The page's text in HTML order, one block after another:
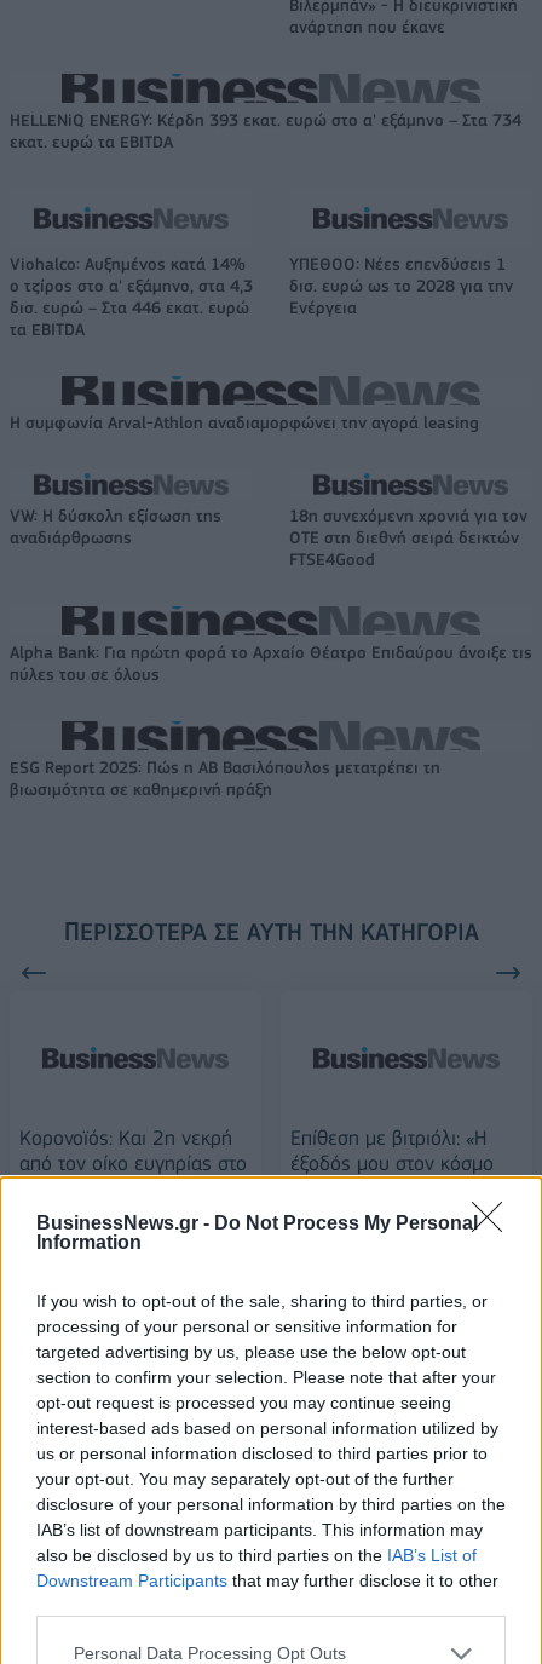
BusinessNews.gr - Do Not Process My Personal
Information
If you wish to opt-out of the sale, sharing to third parties, or
processing of your personal or sensitive information for
targeted advertising by us, please use the below opt-out
section to confirm your selection. Please note that after your
opt-out request is processed you may continue seeing
interest-based ads based on personal information utilized by
us or personal information disclosed to third parties prior to
your opt-out. You may separately opt-out of the further
disclosure of your personal information by third parties on the
IAB’s list of downstream participants. This information may
also be disclosed by us to third parties on the IAB’s List of
Downstream Participants that may further disclose it to other
Personal Data Processing Opt Outs
Βιλερμπάν» - Η διευκρινιστική
ανάρτηση που έκανε
HELLENiQ ENERGY: Κέρδη 393 εκατ. ευρώ στο α' εξάμηνο – Στα 734
εκατ. ευρώ τα EBITDA
Viohalco: Αυξημένος κατά 14%
ο τζίρος στο α' εξάμηνο, στα 4,3
δισ. ευρώ – Στα 446 εκατ. ευρώ
τα EBITDA
ΥΠΕΘΟΟ: Νέες επενδύσεις 1
δισ. ευρώ ως το 2028 για την
Ενέργεια
Η συμφωνία Arval-Athlon αναδιαμορφώνει την αγορά leasing
VW: Η δύσκολη εξίσωση της
αναδιάρθρωσης
18η συνεχόμενη χρονιά για τον
ΟΤΕ στη διεθνή σειρά δεικτών
FTSE4Good
Alpha Bank: Για πρώτη φορά το Αρχαίο Θέατρο Επιδαύρου άνοιξε τις
πύλες του σε όλους
ESG Report 2025: Πώς η ΑΒ Βασιλόπουλος μετατρέπει τη
βιωσιμότητα σε καθημερινή πράξη
ΠΕΡΙΣΣΌΤΕΡΑ ΣΕ ΑΥΤΉ ΤΗΝ ΚΑΤΗΓΟΡΊΑ
Κορονοϊός: Και 2η νεκρή
από τον οίκο ευγηρίας στο
13/08/2020 - 15:30
Επίθεση με βιτριόλι: «Η
έξοδός μου στον κόσμο
νίκη»